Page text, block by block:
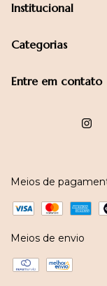
Institucional
Categorias
Entre em contato
Meios de
Meios de envio